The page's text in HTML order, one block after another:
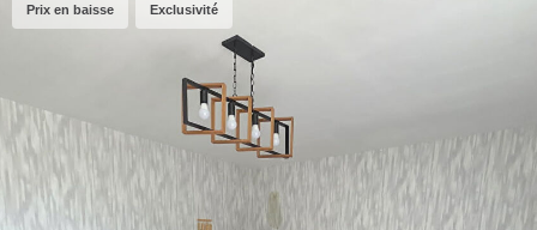
Prix en baisse Exclusivité